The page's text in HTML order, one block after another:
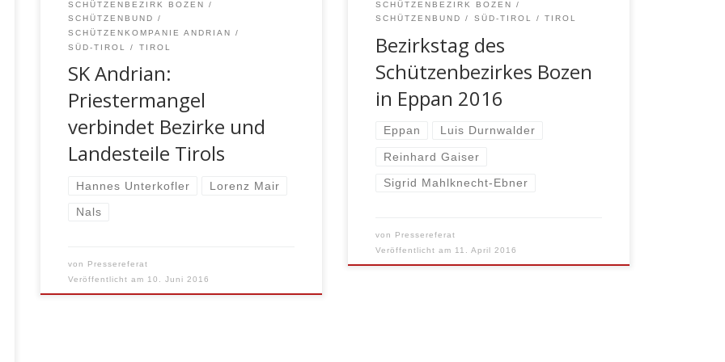
und Werner Graus (Schützenkompanie
Mutters-Kreith). […]
SCHÜTZENBEZIRK BOZEN
SCHÜTZENBUND
SCHÜTZENKOMPANIE ANDRIAN
SÜD-TIROL
TIROL
SK Andrian:
Priestermangel
verbindet Bezirke und
Landesteile Tirols
Hannes Unterkofler Lorenz Mair
Nals
von Pressereferat
Veröffentlicht am 10. Juni 2016
SCHÜTZENBEZIRK BOZEN
SCHÜTZENBUND
SÜD-TIROL TIROL
Bezirkstag des
Schützenbezirkes Bozen
in Eppan 2016
Eppan Luis Durnwalder
Reinhard Gaiser
Sigrid Mahlknecht-Ebner
von Pressereferat
Veröffentlicht am 11. April 2016